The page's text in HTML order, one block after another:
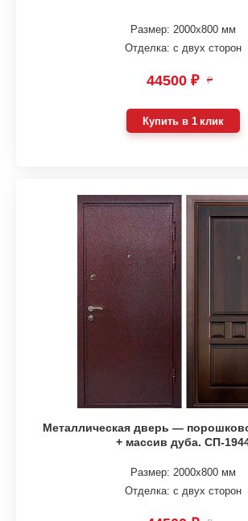
Размер: 2000х800 мм
Отделка: с двух сторон
44500 ₽ ₽
Купить в 1 клик
Металлическая дверь —
+ массив дуба. СП-
Размер: 2000х800 мм
Отделка: с двух сторон